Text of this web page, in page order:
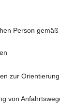
Person
zur
von